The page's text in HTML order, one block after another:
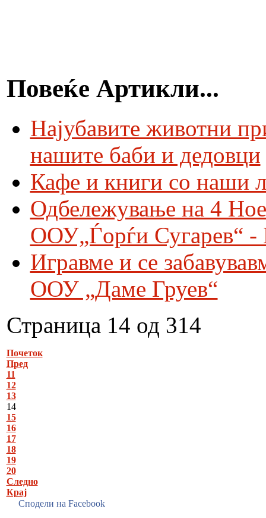
Повеќе Артикли...
Најубавите животни
нашите баби и дедовци
Кафе и книги со наши
Одбележување на 4
ООУ„Ѓорѓи Сугарев“ -
Игравме и се
ООУ „Даме Груев“
Страница 14 од 314
Почеток
Пред
11
12
13
14
15
16
17
18
19
20
Следно
Крај
Сподели на Facebook